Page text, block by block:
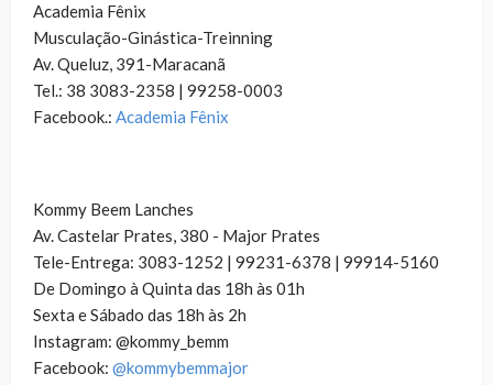
Academia Fênix
Musculação-Ginástica-Treinning
Av. Queluz, 391-Maracanã
Tel.: 38 3083-2358 | 99258-0003
Facebook.: Academia Fênix
Kommy Beem Lanches
Av. Castelar Prates, 380 - Major Prates
Tele-Entrega: 3083-1252 | 99231-6378 | 99914-5160
De Domingo à Quinta das 18h às 01h
Sexta e Sábado das 18h às 2h
Instagram: @kommy_bemm
Facebook: @kommybemmajor